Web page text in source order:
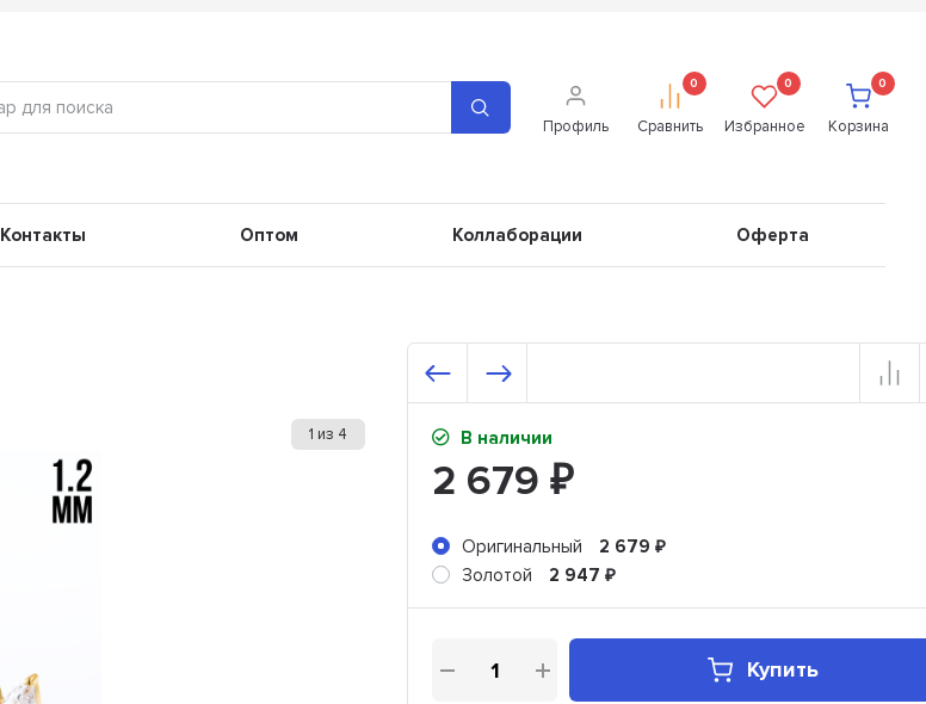
Профиль
0
Сравнить
0
Избранное
0
Корзина
Контакты Оптом Коллаборации Оферта
1 из 4 В наличии
2 679₽
Оригинальный 2 679₽
Золотой 2 947₽
Купить